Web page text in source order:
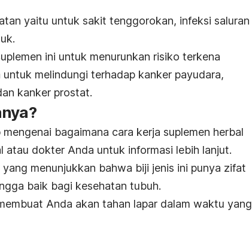
yaitu untuk sakit tenggorokan, infeksi saluran
ini untuk menurunkan risiko terkena
untuk melindungi terhadap kanker payudara,
kanker prostat.
bagaimana cara kerja suplemen herbal
atau dokter Anda untuk informasi lebih lanjut.
menunjukkan bahwa biji jenis ini punya zifat
baik bagi kesehatan tubuh.
Anda akan tahan lapar dalam waktu yang